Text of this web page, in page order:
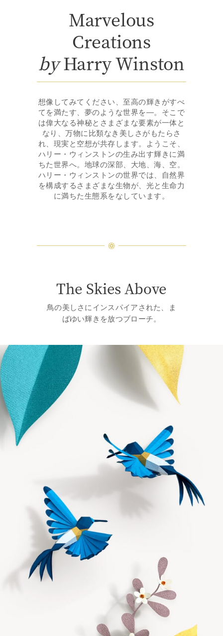
Marvelous
Creations
byHarry Winston
想像してみてください、至高の輝きがすべ
てを満たす、夢のような世界を―。そこで
は偉大なる神秘とさまざまな要素が一体と
なり、万物に比類なき美しさがもたらさ
れ、現実と空想が共存します。ようこそ、
ハリー・ウィンストンの生み出す輝きに満
ちた世界へ。地球の深部、大地、海、空。
ハリー・ウィンストンの世界では、自然界
を構成するさまざまな生物が、光と生命力
に満ちた生態系をなしています。
The Skies Above
鳥の美しさにインスパイアされた、ま
ばゆい輝きを放つブローチ。